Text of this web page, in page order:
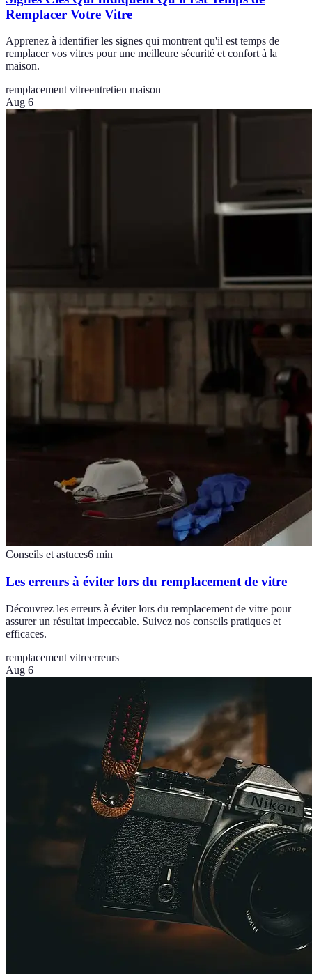
Remplacer Votre Vitre
Apprenez à identifier les signes qui montrent qu'il est temps de
remplacer vos vitres pour une meilleure sécurité et confort à la
maison.
remplacement vitreentretien maison
Aug 6
Conseils et astuces6 min
Les erreurs à éviter lors du remplacement de vitre
Découvrez les erreurs à éviter lors du remplacement de vitre pour
assurer un résultat impeccable. Suivez nos conseils pratiques et
efficaces.
remplacement vitreerreurs
Aug 6